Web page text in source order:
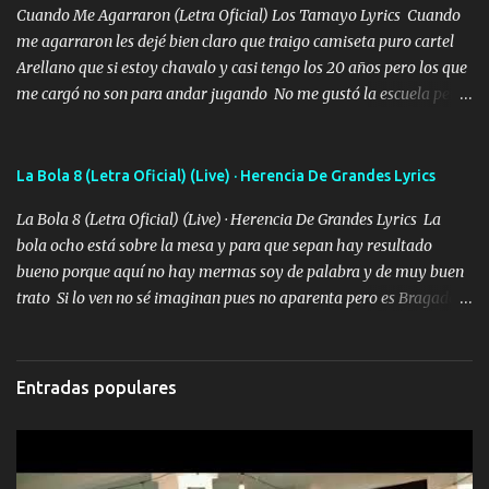
Cuando Me Agarraron (Letra Oficial) Los Tamayo Lyrics Cuando
me agarraron les dejé bien claro que traigo camiseta puro cartel
Arellano que si estoy chavalo y casi tengo los 20 años pero los que
me cargó no son para andar jugando No me gustó la escuela pero
firme el legado que si como me llamó varios ya se han preguntado
fajado y mi R terciado me van a ver allá por TJ para un licenciado
mando un abrazo andamos al cien Choritas también Música
Ando en la colonia bien acelerado traigo un M2 que nunca me ha
fallado para mi compadre mandó un fuerte abrazo también al
tomando con mujeres hermosas y botellas destapando siempre
bien cuidado bien atrabancado y a los que me conocen ya saben de
La Bola 8 (Letra Oficial) (Live) · Herencia De Grandes Lyrics
La Bola 8 (Letra Oficial) (Live) · Herencia De Grandes Lyrics La
bola ocho está sobre la mesa y para que sepan hay resultado
bueno porque aquí no hay mermas soy de palabra y de muy buen
trato Si lo ven no sé imaginan pues no aparenta pero es Bragado a
lo primero que cualquier cosa es un gran regalo Siempre me van a
ver solo más no ando solo ai ta el aparato con cargador extendido
para lucirlo yo aquí lo calmo Y mis collares me dan protección me
por un futuro mejor Música Empecé desde los trece y hasta la
Entradas populares